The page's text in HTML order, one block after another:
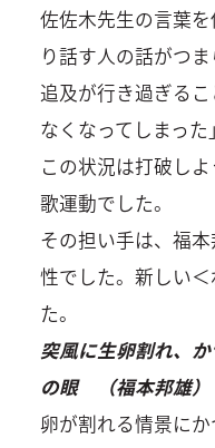
佐佐木先生の言葉
り話す人の話がつ
追及が行き過ぎる
なくなってしまった
この状況は打破し
歌運動でした。
その担い手は、福
性でした。新しい
た。
突風に生卵割れ、
の眼 （福本邦雄）
卵が割れる情景に